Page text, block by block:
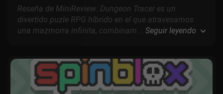
Reseña de MiniReview: Dungeon Tracer es un
divertido puzle RPG híbrido en el que atravesamos
una mazmorra infinita, combinamos fichas de
... Seguir leyendo